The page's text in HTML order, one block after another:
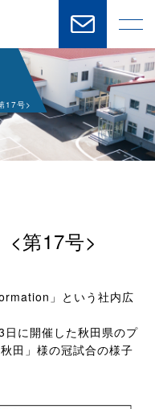
17号>
第17号>
」という社内広
に開催した秋田県のプ
田」様の冠試合の様子